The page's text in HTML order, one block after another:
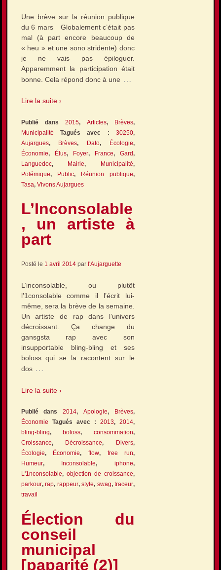
Une brève sur la réunion publique
du 6 mars Globalement c’était pas
mal (à part encore beaucoup de
« heu » et une sono stridente) donc
je ne vais pas épiloguer.
Apparemment la participation était
bonne. Cela répond donc à une …
Lire la suite ›
Publié dans 2015, Articles, Brèves,
Municipalité Tagués avec :30250,
Aujargues, Brèves, Dato, Écologie,
Économie, Élus, Foyer, France,Gard,
Languedoc, Mairie, Municipalité,
Polémique, Public, Réunion publique,
Tasa, Vivons Aujargues
L’Inconsolable
, un artiste à
part
Posté le 1 avril 2014par l'Aujarguette
L’inconsolable, ou plutôt
l’1consolable comme il l’écrit lui-
même, sera la brève de la semaine.
Un artiste de rap dans l’univers
décroissant. Ça change du
gansgsta rap avec son
insupportable bling-bling et ses
boloss qui se la racontent sur le
dos …
Lire la suite ›
Publié dans2014,Apologie, Brèves,
Économie Tagués avec :2013,2014,
bling-bling, boloss,consommation,
Croissance, Décroissance, Divers,
Écologie, Économie, flow, free run,
Humeur, Inconsolable,iphone,
L'1nconsolable, objection de croissance,
parkour,rap, rappeur,style, swag,traceur,
travail
Élection du
conseil
municipal
[paparité (2)]